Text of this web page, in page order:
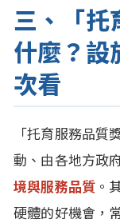
三、「托
什麼？設
次看
「托育服務品
動、由各地方政
境與服務品質 。
硬體的好機會，